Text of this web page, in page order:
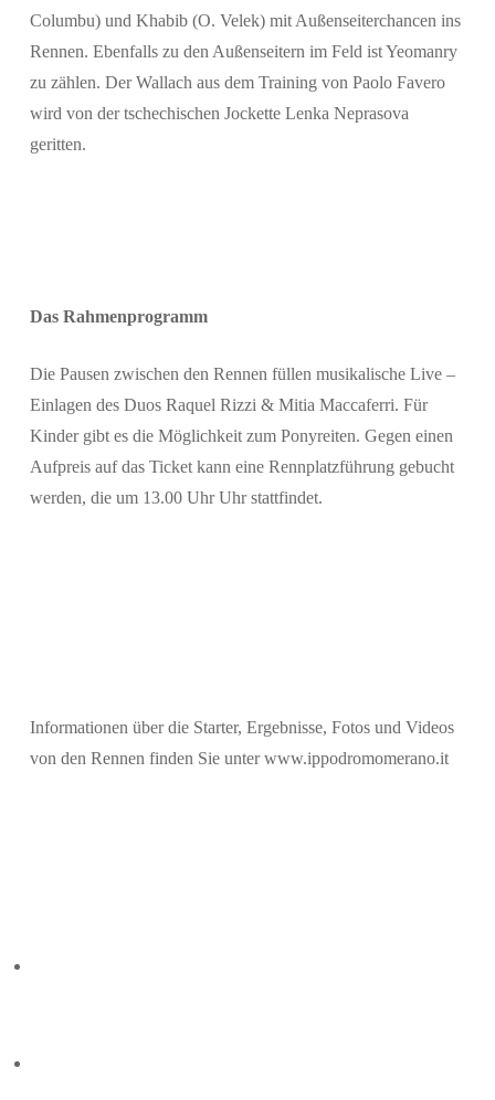
Columbu) und Khabib (O. Velek) mit Außenseiterchancen ins
Rennen. Ebenfalls zu den Außenseitern im Feld ist Yeomanry
zu zählen. Der Wallach aus dem Training von Paolo Favero
wird von der tschechischen Jockette Lenka Neprasova
geritten.
Das Rahmenprogramm
Die Pausen zwischen den Rennen füllen musikalische Live –
Einlagen des Duos Raquel Rizzi & Mitia Maccaferri. Für
Kinder gibt es die Möglichkeit zum Ponyreiten. Gegen einen
Aufpreis auf das Ticket kann eine Rennplatzführung gebucht
werden, die um 13.00 Uhr Uhr stattfindet.
Informationen über die Starter, Ergebnisse, Fotos und Videos
von den Rennen finden Sie unter www.ippodromomerano.it